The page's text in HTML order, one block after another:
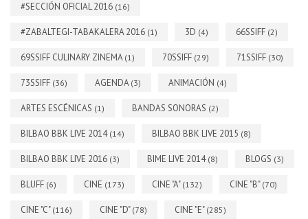
#SECCIÓN OFICIAL 2016 (16)
#ZABALTEGI-TABAKALERA 2016 (1) 3D (4) 66SSIFF (2)
69SSIFF CULINARY ZINEMA (1) 70SSIFF (29) 71SSIFF (30)
73SSIFF (36) AGENDA (3) ANIMACIÓN (4)
ARTES ESCÉNICAS (1) BANDAS SONORAS (2)
BILBAO BBK LIVE 2014 (14) BILBAO BBK LIVE 2015 (8)
BILBAO BBK LIVE 2016 (3) BIME LIVE 2014 (8) BLOGS (3)
BLUFF (6) CINE (173) CINE "A" (132) CINE "B" (70)
CINE "C" (116) CINE "D" (78) CINE "E" (285)